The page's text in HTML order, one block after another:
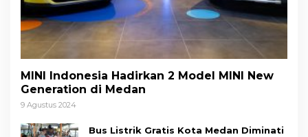
MINI Indonesia Hadirkan 2 Model MINI New
Generation di Medan
9 Agustus 2024
Bus Listrik Gratis Kota Medan Diminati